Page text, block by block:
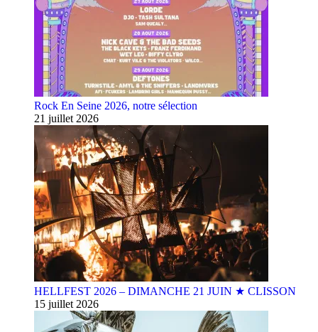
Rock En Seine 2026, notre sélection
21 juillet 2026
HELLFEST 2026 – DIMANCHE 21 JUIN ★ CLISSON
15 juillet 2026